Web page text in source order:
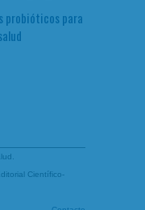
probióticos para
Científico-